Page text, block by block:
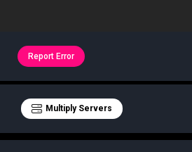
Report Error
Multiply Servers